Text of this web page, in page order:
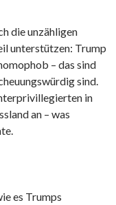
die unzähligen
unterstützen: Trump
– das sind
sind.
in
an – was
es Trumps